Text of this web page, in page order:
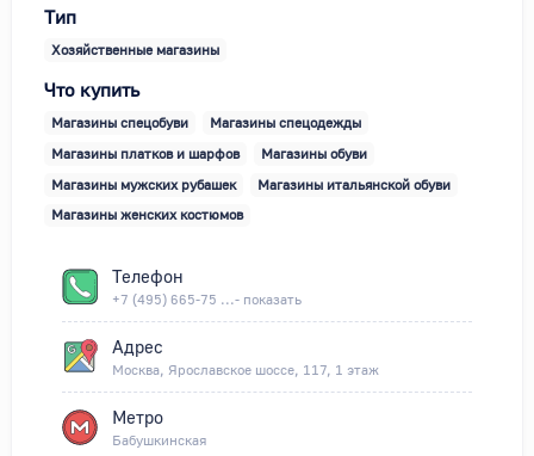
Тип
Хозяйственные магазины
Что купить
Магазины спецобуви
Магазины спецодежды
Магазины платков и шарфов
Магазины обуви
Магазины мужских рубашек
Магазины итальянской обуви
Магазины женских костюмов
Телефон
+7 (495) 665-75 ...- показать
Адрес
Москва, Ярославское шоссе, 117, 1 этаж
Метро
Бабушкинская